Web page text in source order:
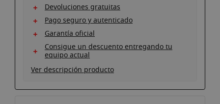
Devoluciones gratuitas
Pago seguro y autenticado
Garantía oficial
Consigue un descuento entregando tu
equipo actual
Ver descripción producto